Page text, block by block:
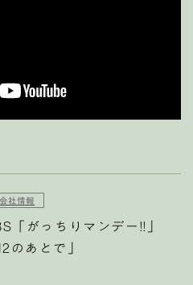
会社情報
「がっちりマンデー!!」
のあとで」